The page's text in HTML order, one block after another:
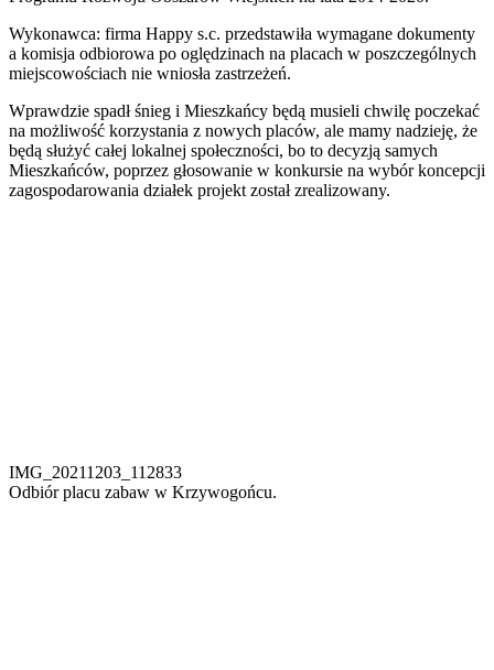
Wykonawca: firma Happy s.c. przedstawiła wymagane dokumenty
a komisja odbiorowa po oględzinach na placach w poszczególnych
miejscowościach nie wniosła zastrzeżeń.
Wprawdzie spadł śnieg i Mieszkańcy będą musieli chwilę poczekać
na możliwość korzystania z nowych placów, ale mamy nadzieję, że
będą służyć całej lokalnej społeczności, bo to decyzją samych
Mieszkańców, poprzez głosowanie w konkursie na wybór koncepcji
zagospodarowania działek projekt został zrealizowany.
IMG_20211203_112833
Odbiór placu zabaw w Krzywogońcu.